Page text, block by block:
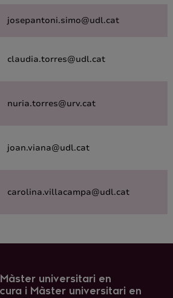
josepantoni.simo@udl.cat
claudia.torres@udl.cat
nuria.torres@urv.cat
joan.viana@udl.cat
carolina.villacampa@udl.cat
universitari en
i Màster universitari en